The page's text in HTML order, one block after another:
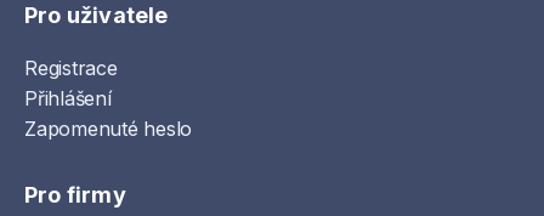
Pro uživatele
Registrace
Přihlášení
Zapomenuté heslo
Pro firmy